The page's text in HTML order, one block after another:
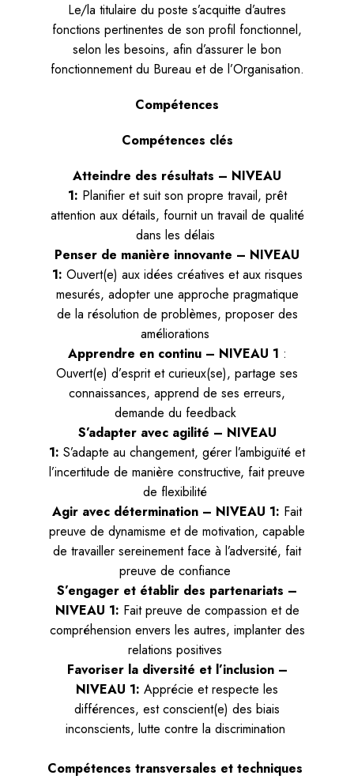
Le/la titulaire du poste s’acquitte d’autres
fonctions pertinentes de son profil fonctionnel,
selon les besoins, afin d’assurer le bon
fonctionnement du Bureau et de l’Organisation.
Compétences
Compétences clés
Atteindre des résultats – NIVEAU
1: Planifier et suit son propre travail, prêt
attention aux détails, fournit un travail de qualité
dans les délais
Penser de manière innovante – NIVEAU
1: Ouvert(e) aux idées créatives et aux risques
mesurés, adopter une approche pragmatique
de la résolution de problèmes, proposer des
améliorations
Apprendre en continu – NIVEAU 1 :
Ouvert(e) d’esprit et curieux(se), partage ses
connaissances, apprend de ses erreurs,
demande du feedback
S’adapter avec agilité – NIVEAU
1: S’adapte au changement, gérer l’ambiguïté et
l’incertitude de manière constructive, fait preuve
de flexibilité
Agir avec détermination – NIVEAU 1: Fait
preuve de dynamisme et de motivation, capable
de travailler sereinement face à l’adversité, fait
preuve de confiance
S’engager et établir des partenariats –
NIVEAU 1: Fait preuve de compassion et de
compréhension envers les autres, implanter des
relations positives
Favoriser la diversité et l’inclusion –
NIVEAU 1: Apprécie et respecte les
différences, est conscient(e) des biais
inconscients, lutte contre la discrimination
Compétences transversales et techniques